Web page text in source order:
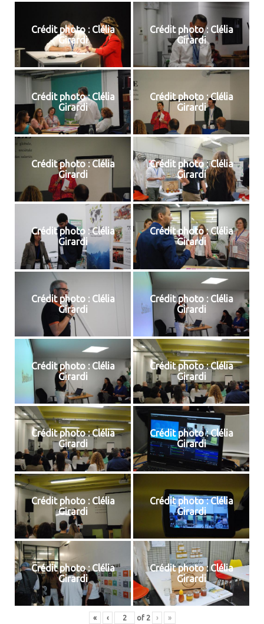
Crédit photo : Clélia
Girardi
Crédit photo : Clélia
Girardi
Crédit photo : Clélia
Girardi
Crédit photo : Clélia
Girardi
Crédit photo : Clélia
Girardi
Crédit photo : Clélia
Girardi
Crédit photo : Clélia
Girardi
Crédit photo : Clélia
Girardi
Crédit photo : Clélia
Girardi
Crédit photo : Clélia
Girardi
Crédit photo : Clélia
Girardi
Crédit photo : Clélia
Girardi
Crédit photo : Clélia
Girardi
Crédit photo : Clélia
Girardi
Crédit photo : Clélia
Girardi
Crédit photo : Clélia
Girardi
Crédit photo : Clélia
Girardi
Crédit photo : Clélia
Girardi
« ‹ of 2 › »